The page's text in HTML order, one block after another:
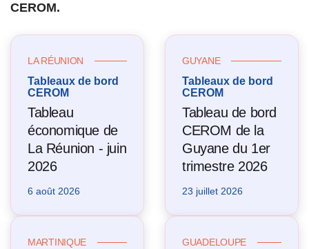
CEROM.
LA RÉUNION
Tableaux de bord
CEROM
Tableau
économique de
La Réunion - juin
2026
6 août 2026
GUYANE
Tableaux de bord
CEROM
Tableau de bord
CEROM de la
Guyane du 1er
trimestre 2026
23 juillet 2026
MARTINIQUE GUADELOUPE